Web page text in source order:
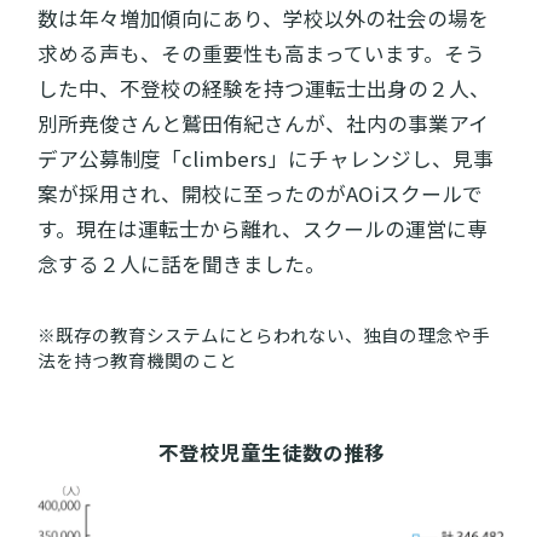
数は年々増加傾向にあり、学校以外の社会の場を
求める声も、その重要性も高まっています。そう
した中、不登校の経験を持つ運転士出身の２人、
別所尭俊さんと鷲田侑紀さんが、社内の事業アイ
デア公募制度「climbers」にチャレンジし、見事
案が採用され、開校に至ったのがAOiスクールで
す。現在は運転士から離れ、スクールの運営に専
念する２人に話を聞きました。
※既存の教育システムにとらわれない、独自の理念や手
法を持つ教育機関のこと
不登校児童生徒数の推移